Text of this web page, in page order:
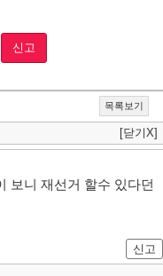
신고
목록보기
[닫기X]
보니 재선거 할수 있다던
신고